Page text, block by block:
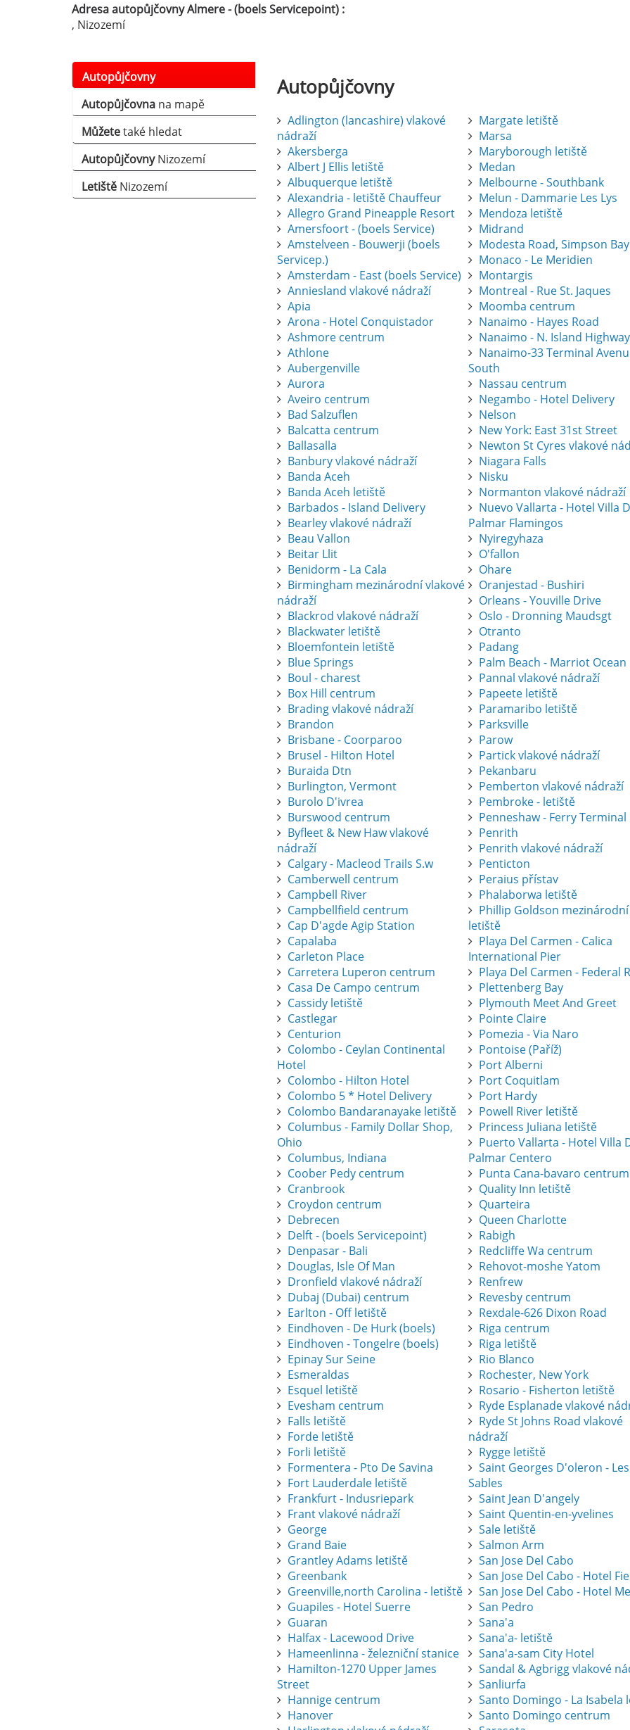
Adresa autopůjčovny Almere - (boels Servicepoint) :
, Nizozemí
Autopůjčovny
Autopůjčovna na mapě
Můžetetaké hledat
AutopůjčovnyNizozemí
Letiště Nizozemí
Autopůjčovny
Adlington (lancashire) vlakové
nádraží
Akersberga
Albert J Ellis letiště
Albuquerque letiště
Alexandria - letiště Chauffeur
Allegro Grand Pineapple Resort
Amersfoort - (boels Service)
Amstelveen - Bouwerji (boels
Servicep.)
Amsterdam - East (boels Service)
Anniesland vlakové nádraží
Apia
Arona - Hotel Conquistador
Ashmore centrum
Athlone
Aubergenville
Aurora
Aveiro centrum
Bad Salzuflen
Balcatta centrum
Ballasalla
Banbury vlakové nádraží
Banda Aceh
Banda Aceh letiště
Barbados - Island Delivery
Bearley vlakové nádraží
Beau Vallon
Beitar Llit
Benidorm - La Cala
Birmingham mezinárodní vlakové
nádraží
Blackrod vlakové nádraží
Blackwater letiště
Bloemfontein letiště
Blue Springs
Boul - charest
Box Hill centrum
Brading vlakové nádraží
Brandon
Brisbane - Coorparoo
Brusel - Hilton Hotel
Buraida Dtn
Burlington, Vermont
Burolo D'ivrea
Burswood centrum
Byfleet & New Haw vlakové
nádraží
Calgary - Macleod Trails S.w
Camberwell centrum
Campbell River
Campbellfield centrum
Cap D'agde Agip Station
Capalaba
Carleton Place
Carretera Luperon centrum
Casa De Campo centrum
Cassidy letiště
Castlegar
Centurion
Colombo - Ceylan Continental
Hotel
Colombo - Hilton Hotel
Colombo 5 * Hotel Delivery
Colombo Bandaranayake letiště
Columbus - Family Dollar Shop,
Ohio
Columbus, Indiana
Coober Pedy centrum
Cranbrook
Croydon centrum
Debrecen
Delft - (boels Servicepoint)
Denpasar - Bali
Douglas, Isle Of Man
Dronfield vlakové nádraží
Dubaj (Dubai) centrum
Earlton - Off letiště
Eindhoven - De Hurk (boels)
Eindhoven - Tongelre (boels)
Epinay Sur Seine
Esmeraldas
Esquel letiště
Evesham centrum
Falls letiště
Forde letiště
Forli letiště
Formentera - Pto De Savina
Fort Lauderdale letiště
Frankfurt - Indusriepark
Frant vlakové nádraží
George
Grand Baie
Grantley Adams letiště
Greenbank
Greenville,north Carolina - letiště
Guapiles - Hotel Suerre
Guaran
Halfax - Lacewood Drive
Hameenlinna - železniční stanice
Hamilton-1270 Upper James
Street
Hannige centrum
Hanover
Margate letiště
Marsa
Maryborough letiště
Medan
Melbourne - Southbank
Melun - Dammarie Les Lys
Mendoza letiště
Midrand
Modesta Road, Simpson Bay
Monaco - Le Meridien
Montargis
Montreal - Rue St. Jaques
Moomba centrum
Nanaimo - Hayes Road
Nanaimo - N. Island Highway
Nanaimo-33 Terminal
South
Nassau centrum
Negambo - Hotel Delivery
Nelson
New York: East 31st Street
Newton St Cyres vlakové
Niagara Falls
Nisku
Normanton vlakové nádraží
Nuevo Vallarta - Hotel Villa
Palmar Flamingos
Nyiregyhaza
O'fallon
Ohare
Oranjestad - Bushiri
Orleans - Youville Drive
Oslo - Dronning Maudsgt
Otranto
Padang
Palm Beach - Marriot Ocean
Pannal vlakové nádraží
Papeete letiště
Paramaribo letiště
Parksville
Parow
Partick vlakové nádraží
Pekanbaru
Pemberton vlakové nádraží
Pembroke - letiště
Penneshaw - Ferry Terminal
Penrith
Penrith vlakové nádraží
Penticton
Peraius přístav
Phalaborwa letiště
Phillip Goldson mezinárodní
letiště
Playa Del Carmen - Calica
International Pier
Playa Del Carmen - Federal
Plettenberg Bay
Plymouth Meet And Greet
Pointe Claire
Pomezia - Via Naro
Pontoise (Paříž)
Port Alberni
Port Coquitlam
Port Hardy
Powell River letiště
Princess Juliana letiště
Puerto Vallarta - Hotel Villa
Palmar Centero
Punta Cana-bavaro centrum
Quality Inn letiště
Quarteira
Queen Charlotte
Rabigh
Redcliffe Wa centrum
Rehovot-moshe Yatom
Renfrew
Revesby centrum
Rexdale-626 Dixon Road
Riga centrum
Riga letiště
Rio Blanco
Rochester, New York
Rosario - Fisherton letiště
Ryde Esplanade vlakové
Ryde St Johns Road vlakové
nádraží
Rygge letiště
Saint Georges D'oleron - Les
Sables
Saint Jean D'angely
Saint Quentin-en-yvelines
Sale letiště
Salmon Arm
San Jose Del Cabo
San Jose Del Cabo - Hotel
San Jose Del Cabo - Hotel
San Pedro
Sana'a
Sana'a- letiště
Sana'a-sam City Hotel
Sandal & Agbrigg vlakové
Sanliurfa
Santo Domingo - La Isabela
Santo Domingo centrum